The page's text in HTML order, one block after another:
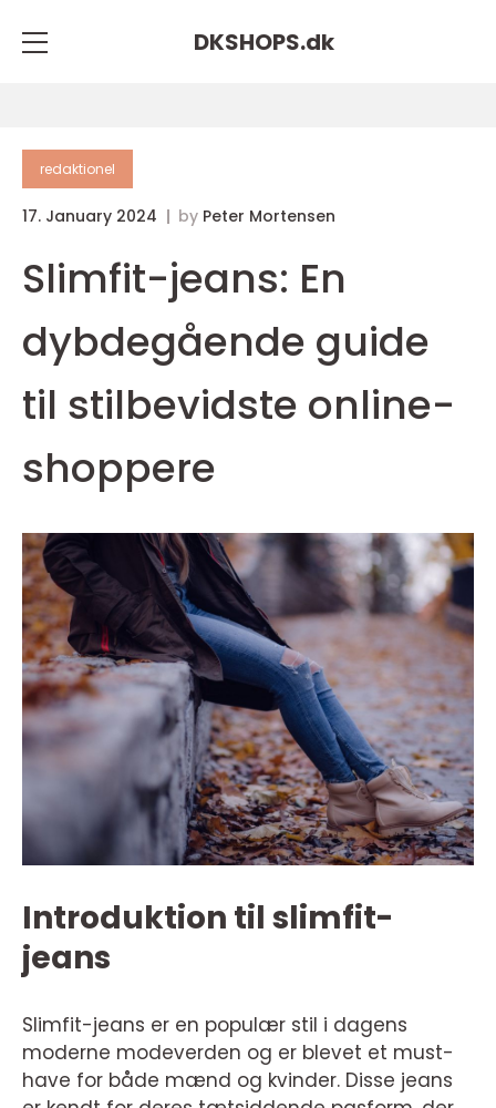
DKSHOPS.dk
redaktionel
17. January 2024 by Peter Mortensen
Slimfit-jeans: En
dybdegående guide
til stilbevidste online-
shoppere
Introduktion til slimfit-
jeans
Slimfit-jeans er en populær stil i dagens
moderne modeverden og er blevet et must-
have for både mænd og kvinder. Disse jeans